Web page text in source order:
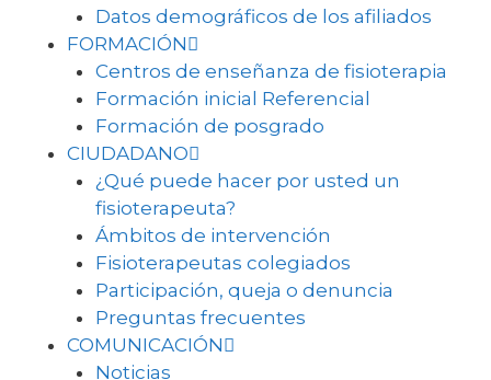
Datos demográficos de los afiliados
FORMACIÓN
Centros de enseñanza de fisioterapia
Formación inicial Referencial
Formación de posgrado
CIUDADANO
¿Qué puede hacer por usted un
fisioterapeuta?
Ámbitos de intervención
Fisioterapeutas colegiados
Participación, queja o denuncia
Preguntas frecuentes
COMUNICACIÓN
Noticias